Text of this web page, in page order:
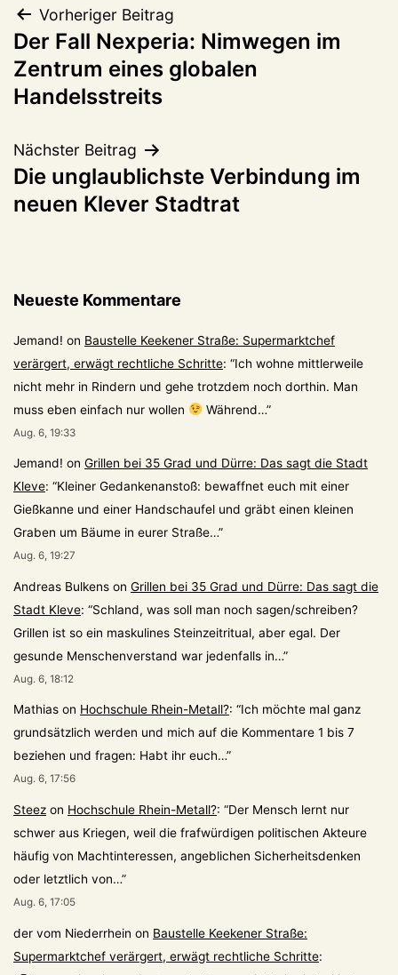
Beitragsnavigation
Vorheriger Beitrag
Der Fall Nexperia: Nimwegen im
Zentrum eines globalen
Handelsstreits
Nächster Beitrag
Die unglaublichste Verbindung im
neuen Klever Stadtrat
Neueste Kommentare
Jemand! on Baustelle Keekener Straße: Supermarktchef
verärgert, erwägt rechtliche Schritte: “Ich wohne mittlerweile
nicht mehr in Rindern und gehe trotzdem noch dorthin. Man
muss eben einfach nur wollen
Während…”
Aug. 6, 19:33
Jemand! on Grillen bei 35 Grad und Dürre: Das sagt die Stadt
Kleve: “Kleiner Gedankenanstoß: bewaffnet euch mit einer
Gießkanne und einer Handschaufel und gräbt einen kleinen
Graben um Bäume in eurer Straße…”
Aug. 6, 19:27
Andreas Bulkens on Grillen bei 35 Grad und Dürre: Das sagt die
Stadt Kleve: “Schland, was soll man noch sagen/schreiben?
Grillen ist so ein maskulines Steinzeitritual, aber egal. Der
gesunde Menschenverstand war jedenfalls in…”
Aug. 6, 18:12
Mathias on Hochschule Rhein-Metall?: “Ich möchte mal ganz
grundsätzlich werden und mich auf die Kommentare 1 bis 7
beziehen und fragen: Habt ihr euch…”
Aug. 6, 17:56
Steez on Hochschule Rhein-Metall?: “Der Mensch lernt nur
schwer aus Kriegen, weil die frafwürdigen politischen Akteure
häufig von Machtinteressen, angeblichen Sicherheitsdenken
oder letztlich von…”
Aug. 6, 17:05
der vom Niederrhein on Baustelle Keekener Straße:
Supermarktchef verärgert, erwägt rechtliche Schritte: